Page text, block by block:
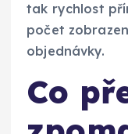
tak rychlost
počet
objednávky.
Co